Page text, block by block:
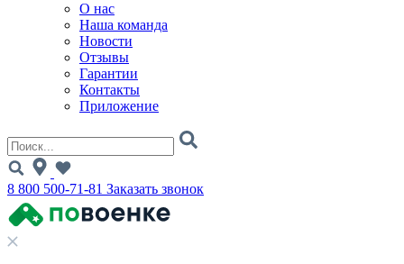
О нас
Наша команда
Новости
Отзывы
Гарантии
Контакты
Приложение
8 800 500-71-81 Заказать звонок